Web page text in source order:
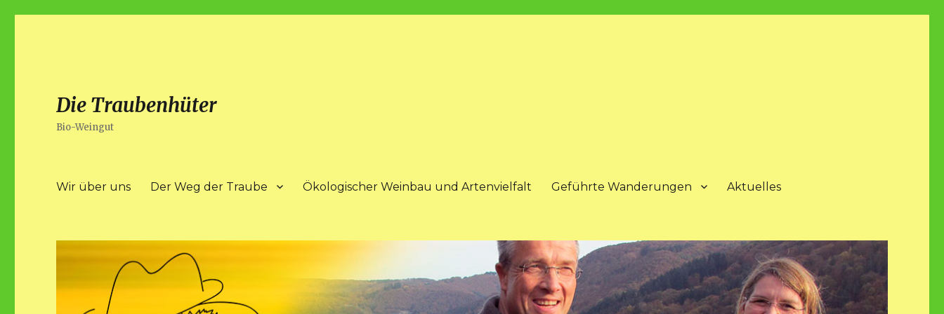
Die Traubenhüter
Bio-Weingut
Wir über uns Der Weg der Traube Ökologischer Weinbau und Artenvielfalt Geführte Wanderungen Aktuelles